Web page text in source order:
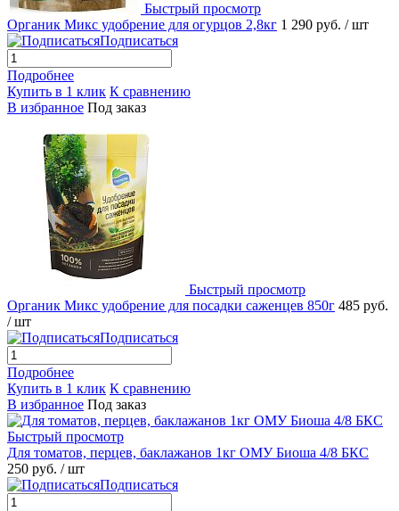
Быстрый просмотр
Органик Микс удобрение для огурцов 2,8кг 1 290 руб. / шт
Подписаться
Подробнее
Купить в 1 клик К сравнению
В избранное Под заказ
Быстрый просмотр
Органик Микс удобрение для посадки саженцев 850г 485 руб.
/ шт
Подписаться
Подробнее
Купить в 1 клик К сравнению
В избранное Под заказ
Быстрый просмотр
Для томатов, перцев, баклажанов 1кг ОМУ Биоша 4/8 БКС
250 руб. / шт
Подписаться